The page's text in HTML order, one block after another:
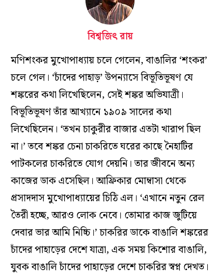
বিশ্বজিৎ রায়
মণিশংকর মুখোপাধ্যায় চলে গেলেন, বাঙালির ‘শংকর’
চলে গেল। ‘চাঁদের পাহাড়’ উপন্যাসে বিভূতিভূষণ যে
শঙ্করের কথা লিখেছিলেন, সেই শঙ্কর অভিযাত্রী।
বিভূতিভূষণ তাঁর আখ্যানে ১৯০৯ সালের কথা
লিখেছিলেন। ‘তখন চাকুরীর বাজার এতটা খারাপ ছিল
না।’ তবে শঙ্কর চেনা চাকরিতে ঘরের কাছে নৈহাটির
পাটকলের চাকরিতে যোগ দেয়নি। তার জীবনে অন্য
কাজের ডাক এসেছিল। আফ্রিকার মোম্বাসা থেকে
প্রসাদদাস মুখোপাধ্যায়ের চিঠি এল। ‘এখানে নতুন রেল
তৈরী হচ্ছে, আরও লোক নেবে। তোমার কাজ জুটিয়ে
দেবার ভার আমি নিচ্চি।’ চাকরির ডাকে বাঙালি শঙ্করের
চাঁদের পাহাড়ের দেশে যাত্রা, এক সময় কিশোর বাঙালি,
যুবক বাঙালি চাঁদের পাহাড়ের দেশে চাকরির স্বপ্ন দেখত।